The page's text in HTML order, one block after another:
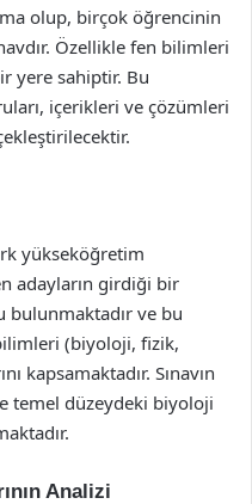
olup, birçok öğrencinin
Özellikle fen bilimleri
yere sahiptir. Bu
içerikleri ve çözümleri
yükseköğretim
adayların girdiği bir
bulunmaktadır ve bu
(biyoloji, fizik,
kapsamaktadır. Sınavın
temel düzeydeki biyoloji
Analizi